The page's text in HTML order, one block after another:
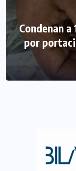
Condenan
por